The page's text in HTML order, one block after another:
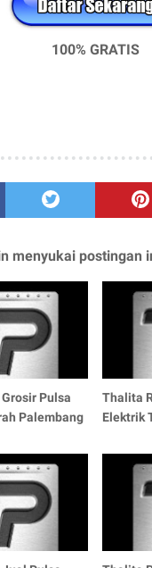
100% GRATIS
menyukai postingan
Pulsa
Palembang
Thalita
Elektrik